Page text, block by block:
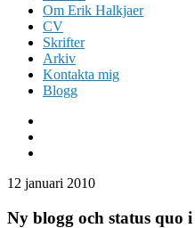
Om Erik Halkjaer
CV
Skrifter
Arkiv
Kontakta mig
Blogg
12 januari 2010
Ny blogg och status quo